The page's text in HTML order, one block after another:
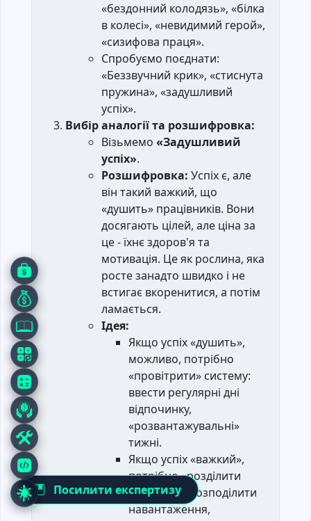
«бездонний колодязь», «білка
в колесі», «невидимий герой»,
«сизифова праця».
Спробуємо поєднати:
«Беззвучний крик», «стиснута
пружина», «задушливий
успіх».
Вибір аналогії та розшифровка:
Візьмемо «Задушливий
успіх».
Розшифровка: Успіх є, але
він такий важкий, що
«душить» працівників. Вони
досягають цілей, але ціна за
це - їхнє здоров'я та
мотивація. Це як рослина, яка
росте занадто швидко і не
встигає вкоренитися, а потім
ламається.
Ідея:
Якщо успіх «душить»,
можливо, потрібно
«провітрити» систему:
ввести регулярні дні
відпочинку,
«розвантажувальні»
тижні.
Якщо успіх «важкий»,
потрібно «розділити
вагу»: перерозподілити
навантаження,
Посилити експертизу